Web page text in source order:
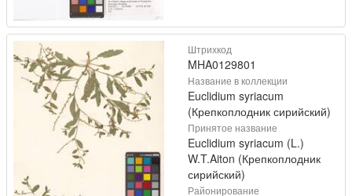
Штрихкод
MHA0129801
Название в коллекции
Euclidium syriacum
(Крепкоплодник сирийский)
Принятое название
Euclidium syriacum (L.)
W.T.Aiton (Крепкоплодник
сирийский)
Районирование